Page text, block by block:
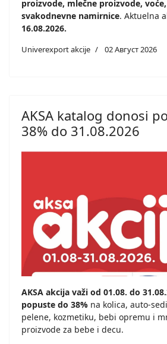
proizvode, mlečne proizvode,
svakodnevne namirnice. Aktuelna
16.08.2026.
Univerexport akcije 02 Август 2026
AKSA katalog donosi
38% do 31.08.2026
AKSA akcija važi od 01.08. do
popuste do 38% na kolica, auto-
pelene, kozmetiku, bebi opremu i
proizvode za bebe i decu.